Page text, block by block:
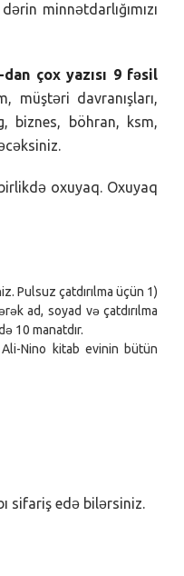
minnətdarlığımızı
çox yazısı 9 fəsil
müştəri davranışları,
biznes, böhran, ksm,
oxuyaq. Oxuyaq
Pulsuz çatdırılma üçün 1)
ad, soyad və çatdırılma
10 manatdır.
Nino kitab evinin bütün
sifariş edə bilərsiniz.